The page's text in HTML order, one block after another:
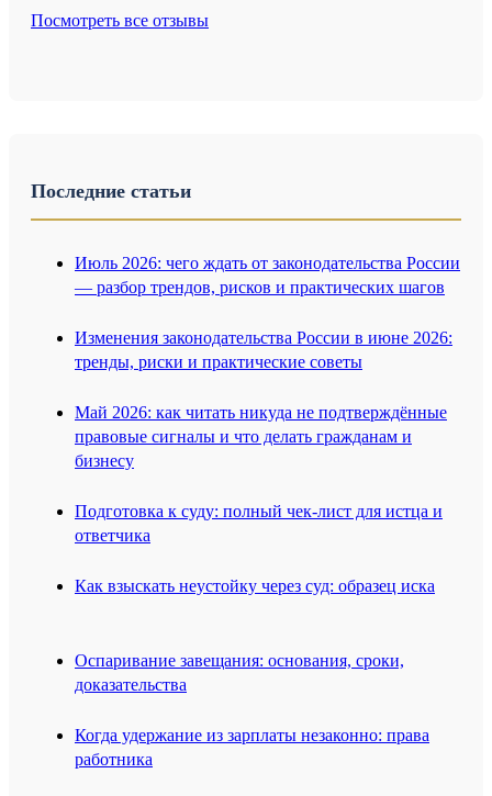
Посмотреть все отзывы
Последние статьи
Июль 2026: чего ждать от законодательства России
— разбор трендов, рисков и практических шагов
Изменения законодательства России в июне 2026:
тренды, риски и практические советы
Май 2026: как читать никуда не подтверждённые
правовые сигналы и что делать гражданам и
бизнесу
Подготовка к суду: полный чек-лист для истца и
ответчика
Как взыскать неустойку через суд: образец иска
Оспаривание завещания: основания, сроки,
доказательства
Когда удержание из зарплаты незаконно: права
работника